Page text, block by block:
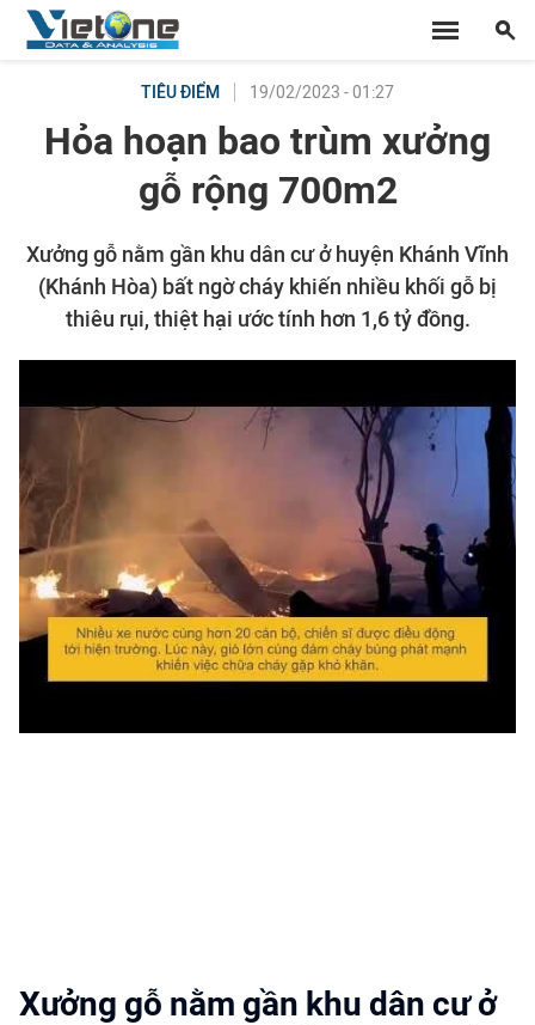
TIÊU ĐIỂM 19/02/2023 - 01:27
Hỏa hoạn bao trùm xưởng
gỗ rộng 700m2
Xưởng gỗ nằm gần khu dân cư ở huyện Khánh Vĩnh
(Khánh Hòa) bất ngờ cháy khiến nhiều khối gỗ bị
thiêu rụi, thiệt hại ước tính hơn 1,6 tỷ đồng.
Xưởng gỗ nằm gần khu dân cư ở